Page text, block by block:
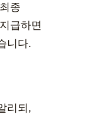
종
급하면
니다.
리되,